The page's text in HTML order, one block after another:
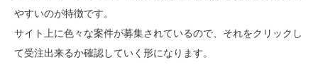
やすいのが特徴です。
サイト上に色々な案件が募集されているので、それをクリックし
て受注出来るか確認していく形になります。